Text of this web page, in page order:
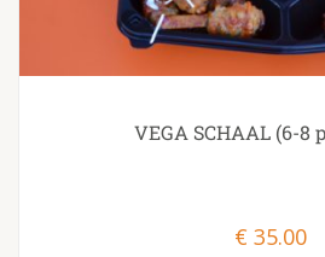
VEGA SCHAAL (6-8
€ 35.00